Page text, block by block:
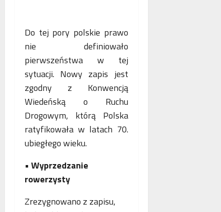
Do tej pory polskie prawo
nie definiowało
pierwszeństwa w tej
sytuacji. Nowy zapis jest
zgodny z Konwencją
Wiedeńską o Ruchu
Drogowym, którą Polska
ratyfikowała w latach 70.
ubiegłego wieku.
• Wyprzedzanie
rowerzysty
Zrezygnowano z zapisu,